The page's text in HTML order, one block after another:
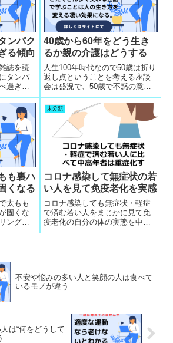
ンパク
る傾向
誌を読
タンパ
過ぎる
が多い
物語に
40歳から60年をどう生き
るか親の介護はどうする
人生100年時代なので50歳は折り
返し点ということを考える座談
会は盛況で、50歳で不惑の意識
が誰にも芽生えて来るので寝つ
かずに生き抜くための老化予防
の経験重視に
も裏ハ
くなる
太もも
固くな
ングス
筋肉に
未分類
コロナ感染して無症状の若
い人を見て免疫老化を実感
コロナ感染しても無症状・軽症
で済む若い人をまじかに見て免
疫老化の自分の体の実態を中高
年層は知ることになって実感し
不安や悩みの多い人と笑顔の人は食べて
いるモノが違う
は“何をどうして